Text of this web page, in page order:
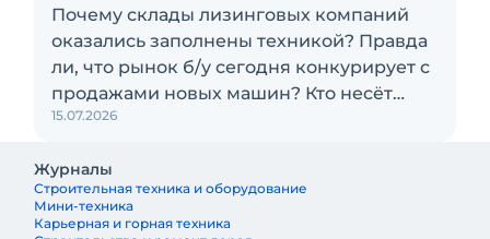
«Балтийским лизингом»
Почему склады лизинговых компаний
оказались заполнены техникой? Правда
ли, что рынок б/у сегодня конкурирует с
продажами новых машин? Кто несёт
убытки по проблемным активам:
клиент? Эти и другие вопросы
обсуждаем с Антоном Сапожковым,
первым заместителем генерального
15.07.2026
Журналы
Строительная техника и оборудование
Мини-техника
Карьерная и горная техника